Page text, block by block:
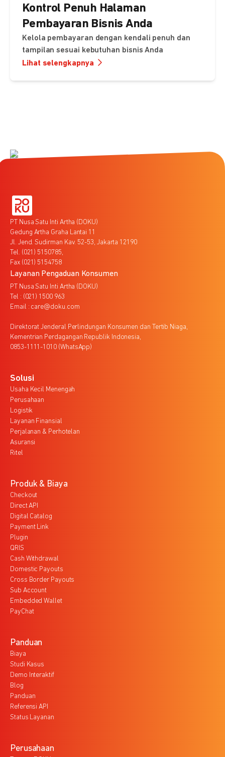
Kontrol Penuh Halaman
Pembayaran Bisnis Anda
Kelola pembayaran dengan kendali penuh dan
tampilan sesuai kebutuhan bisnis Anda
Lihat selengkapnya
PT Nusa Satu Inti Artha (DOKU)
Gedung Artha Graha Lantai 11
Jl. Jend. Sudirman Kav. 52-53, Jakarta 12190
Tel. (021) 5150785,
Fax (021) 5154758
Layanan Pengaduan Konsumen
PT Nusa Satu Inti Artha (DOKU)
Tel : (021) 1500 963
Email : care@doku.com
Direktorat Jenderal Perlindungan Konsumen dan Tertib Niaga,
Kementrian Perdagangan Republik Indonesia,
0853-1111-1010 (WhatsApp)
Solusi
Usaha Kecil Menengah
Perusahaan
Logistik
Layanan Finansial
Perjalanan & Perhotelan
Asuransi
Ritel
Produk & Biaya
Checkout
Direct API
Digital Catalog
Payment Link
Plugin
QRIS
Cash Withdrawal
Domestic Payouts
Cross Border Payouts
Sub Account
Embedded Wallet
PayChat
Panduan
Biaya
Studi Kasus
Demo Interaktif
Blog
Panduan
Referensi API
Status Layanan
Perusahaan